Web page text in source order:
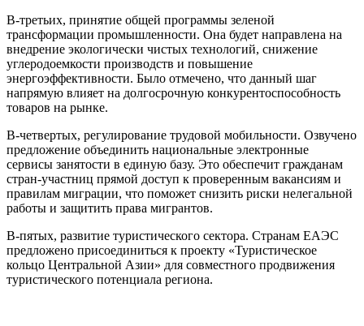
В-третьих, принятие общей программы зеленой
трансформации промышленности. Она будет направлена на
внедрение экологически чистых технологий, снижение
углеродоемкости производств и повышение
энергоэффективности. Было отмечено, что данный шаг
напрямую влияет на долгосрочную конкурентоспособность
товаров на рынке.
В-четвертых, регулирование трудовой мобильности. Озвучено
предложение объединить национальные электронные
сервисы занятости в единую базу. Это обеспечит гражданам
стран-участниц прямой доступ к проверенным вакансиям и
правилам миграции, что поможет снизить риски нелегальной
работы и защитить права мигрантов.
В-пятых, развитие туристического сектора. Странам ЕАЭС
предложено присоединиться к проекту «Туристическое
кольцо Центральной Азии» для совместного продвижения
туристического потенциала региона.